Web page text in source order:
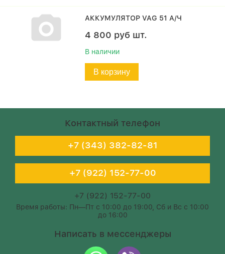
АККУМУЛЯТОР VAG 51 А/Ч
4 800 руб шт.
В наличии
В корзину
Контактный телефон
+7 (343) 382-82-81
+7 (922) 152-77-00
+7 (922) 152-77-00
Время работы: Пн—Пт с 10:00 до 19:00, Сб и Вс с 10:00
до 16:00
Написать в мессенджеры